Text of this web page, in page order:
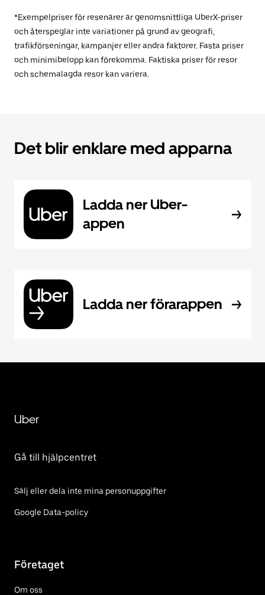
*Exempelpriser för resenärer är genomsnittliga UberX-priser
och återspeglar inte variationer på grund av geografi,
trafikförseningar, kampanjer eller andra faktorer. Fasta priser
och minimibelopp kan förekomma. Faktiska priser för resor
och schemalagda resor kan variera.
Det blir enklare med apparna
Ladda ner Uber-
appen
Ladda ner förarappen
Uber
Gå till hjälpcentret
Sälj eller dela inte mina personuppgifter
Google Data-policy
Företaget
Om oss